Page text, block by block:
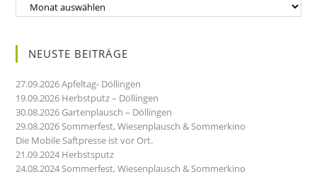
NEUSTE BEITRÄGE
27.09.2026 Apfeltag- Döllingen
19.09.2026 Herbstputz – Döllingen
30.08.2026 Gartenplausch – Döllingen
29.08.2026 Sommerfest, Wiesenplausch & Sommerkino
Die Mobile Saftpresse ist vor Ort.
21.09.2024 Herbstsputz
24.08.2024 Sommerfest, Wiesenplausch & Sommerkino